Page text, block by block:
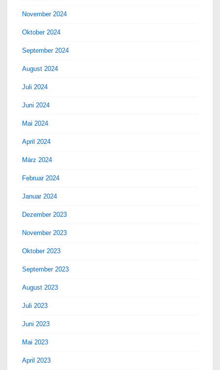
November 2024
Oktober 2024
September 2024
August 2024
Juli 2024
Juni 2024
Mai 2024
April 2024
März 2024
Februar 2024
Januar 2024
Dezember 2023
November 2023
Oktober 2023
September 2023
August 2023
Juli 2023
Juni 2023
Mai 2023
April 2023